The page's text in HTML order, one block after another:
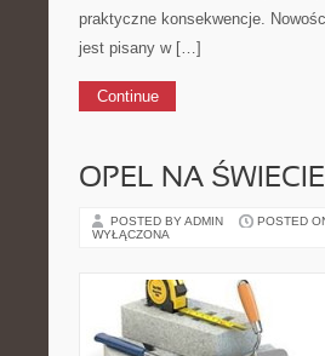
praktyczne konsekwencje.
jest pisany w […]
Continue
OPEL NA ŚWIECIE
POSTED BY ADMIN POSTED
WYŁĄCZONA